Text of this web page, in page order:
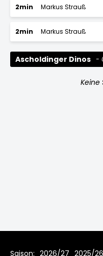
2min Markus Strauß
2min Markus Strauß
Ascholdinger Dinos
Keine
Saison: 2026/27 2025/26